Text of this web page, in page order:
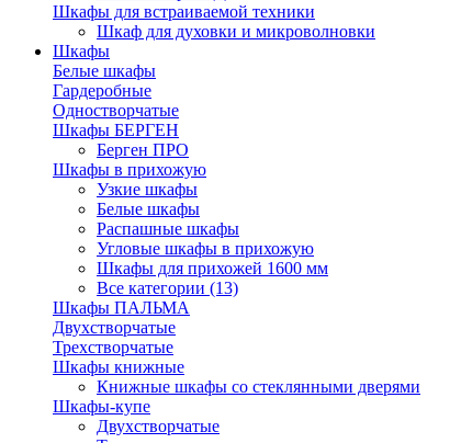
Шкафы для встраиваемой техники
Шкаф для духовки и микроволновки
Шкафы
Белые шкафы
Гардеробные
Одностворчатые
Шкафы БЕРГЕН
Берген ПРО
Шкафы в прихожую
Узкие шкафы
Белые шкафы
Распашные шкафы
Угловые шкафы в прихожую
Шкафы для прихожей 1600 мм
Все категории (13)
Шкафы ПАЛЬМА
Двухстворчатые
Трехстворчатые
Шкафы книжные
Книжные шкафы со стеклянными дверями
Шкафы-купе
Двухстворчатые